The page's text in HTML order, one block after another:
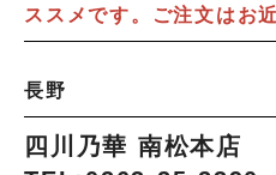
ススメです。ご注文はお
長野
四川乃華 南松本店